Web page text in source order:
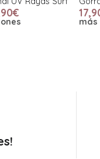
más